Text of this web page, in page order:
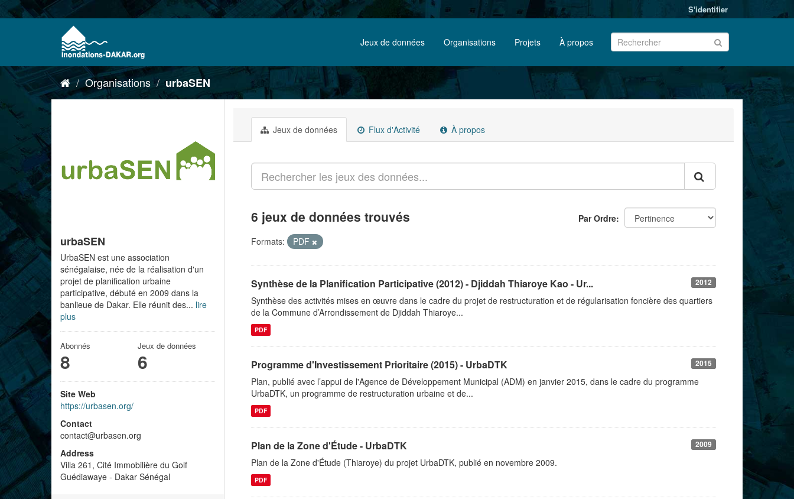
S'identifier
Jeux de données Organisations Projets À propos
Organisations urbaSEN
urbaSEN
UrbaSEN est une association
sénégalaise, née de la réalisation d'un
projet de planification urbaine
participative, débuté en 2009 dans la
banlieue de Dakar. Elle réunit des... lire
plus
Abonnés
8
Jeux de données
6
Site Web
https://urbasen.org/
Contact
contact@urbasen.org
Address
Villa 261, Cité Immobilière du Golf
Guédiawaye - Dakar Sénégal
Jeux de données Flux d'Activité À propos
Par Ordre
6 jeux de données trouvés
Formats: PDF
2012
Synthèse de la Planification Participative (2012) - Djiddah Thiaroye Kao - Ur...
Synthèse des activités mises en œuvre dans le cadre du projet de restructuration et de régularisation foncière des quartiers
de la Commune d’Arrondissement de Djiddah Thiaroye...
PDF
2015
Programme d'Investissement Prioritaire (2015) - UrbaDTK
Plan, publié avec l’appui de l'Agence de Développement Municipal (ADM) en janvier 2015, dans le cadre du programme
UrbaDTK, un programme de restructuration urbaine et de...
PDF
2009
Plan de la Zone d'Étude - UrbaDTK
Plan de la Zone d'Étude (Thiaroye) du projet UrbaDTK, publié en novembre 2009.
PDF